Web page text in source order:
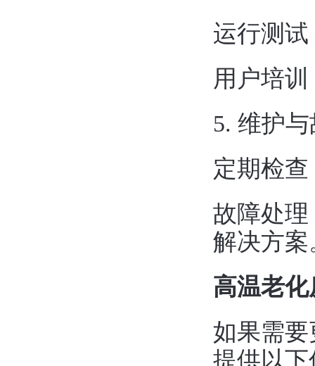
运行测试‌
用户培
5. ‌维护
定期检
故障处
解决方案
高温老
如果需
提供以下